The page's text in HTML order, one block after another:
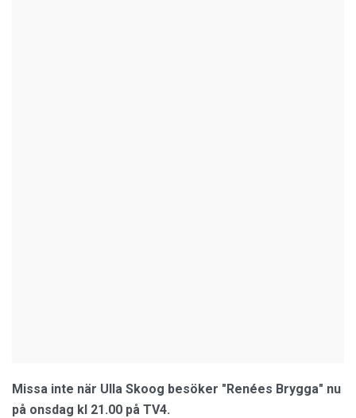
Missa inte när Ulla Skoog besöker "Renées Brygga" nu
på onsdag kl 21.00 på TV4.